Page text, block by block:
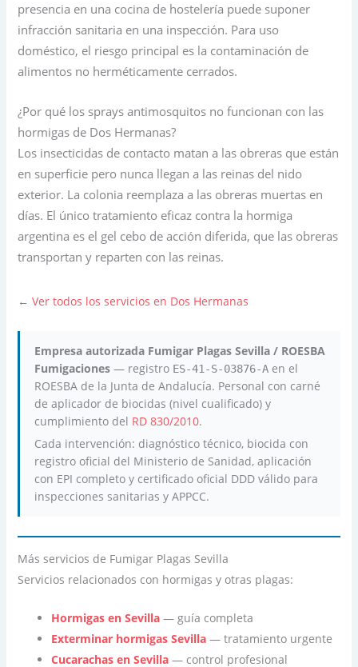
presencia en una cocina de hostelería puede suponer
infracción sanitaria en una inspección. Para uso
doméstico, el riesgo principal es la contaminación de
alimentos no herméticamente cerrados.
¿Por qué los sprays antimosquitos no funcionan con las
hormigas de Dos Hermanas?
Los insecticidas de contacto matan a las obreras que están
en superficie pero nunca llegan a las reinas del nido
exterior. La colonia reemplaza a las obreras muertas en
días. El único tratamiento eficaz contra la hormiga
argentina es el gel cebo de acción diferida, que las obreras
transportan y reparten con las reinas.
←Ver todos los servicios en Dos Hermanas
Empresa autorizada Fumigar Plagas Sevilla / ROESBA
Fumigaciones — registro ES-41-S-03876-A en el
ROESBA de la Junta de Andalucía. Personal con carné
de aplicador de biocidas (nivel cualificado) y
cumplimiento del RD 830/2010.
Cada intervención: diagnóstico técnico, biocida con
registro oficial del Ministerio de Sanidad, aplicación
con EPI completo y certificado oficial DDD válido para
inspecciones sanitarias y APPCC.
Más servicios de Fumigar Plagas Sevilla
Servicios relacionados con hormigas y otras plagas:
Hormigas en Sevilla — guía completa
Exterminar hormigas Sevilla — tratamiento urgente
Cucarachas en Sevilla — control profesional